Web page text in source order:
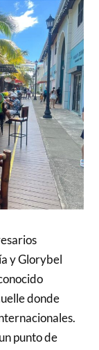
y Glorybel
donde
punto de